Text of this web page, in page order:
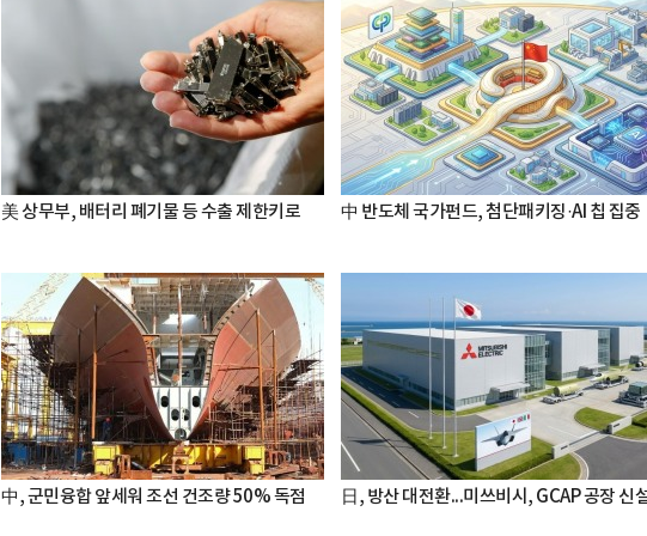
美 상무부, 배터리 폐기물 등 수출 제한키로 中 반도체 국가펀드, 첨단패키징·AI 칩 집중
中, 군민융합 앞세워 조선 건조량 50% 독점 日, 방산 대전환...미쓰비시, GCAP 공장 신